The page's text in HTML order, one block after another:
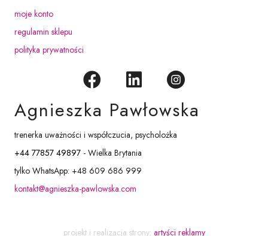
moje konto
regulamin sklepu
polityka prywatności
Agnieszka Pawłowska
trenerka uważności i współczucia, psycholożka
+44 77857 49897 - Wielka Brytania
tylko WhatsApp: +48 609 686 999
kontakt@agnieszka-pawlowska.com
projekt i realizacja strony: artyści reklamy